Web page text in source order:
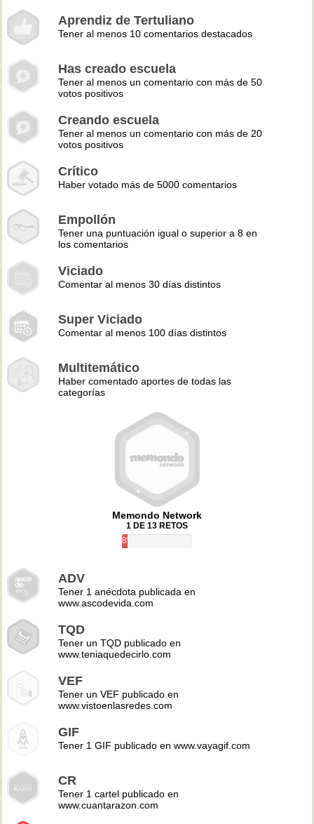
Aprendiz de Tertuliano
Tener al menos 10 comentarios destacados
Has creado escuela
Tener al menos un comentario con más de 50
votos positivos
Creando escuela
Tener al menos un comentario con más de 20
votos positivos
Crítico
Haber votado más de 5000 comentarios
Empollón
Tener una puntuación igual o superior a 8 en
los comentarios
Viciado
Comentar al menos 30 días distintos
Super Viciado
Comentar al menos 100 días distintos
Multitemático
Haber comentado aportes de todas las
categorías
Memondo Network
1 DE 13 RETOS
8%
ADV
Tener 1 anécdota publicada en
www.ascodevida.com
TQD
Tener un TQD publicado en
www.teniaquedecirlo.com
VEF
Tener un VEF publicado en
www.vistoenlasredes.com
GIF
Tener 1 GIF publicado en www.vayagif.com
CR
Tener 1 cartel publicado en
www.cuantarazon.com